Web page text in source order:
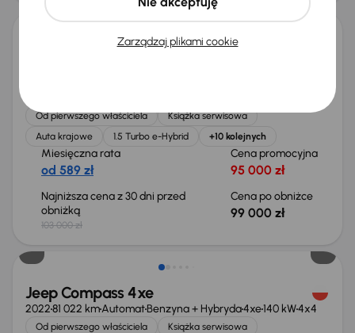
Jeep Compass 1.5 Turbo e-Hybrid
Od pierwszego właściciela
Książka serwisowa
Auta krajowe
1.5 Turbo e-Hybrid +10 kolejnych
Miesięczna rata
od 589 zł
Cena promocyjna
95 000 zł
Najniższa cena z 30 dni przed
obniżką
103 000 zł
Cena po obniżce
99 000 zł
Możliwość odliczenia VAT
Jeep Compass 4xe
202281 022 kmAutomatBenzyna + Hybryda4xe140 kW4x4
Od pierwszego właściciela
Książka serwisowa
Zarządzaj plikami cookie